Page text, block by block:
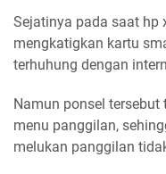
Sejatinya pada saat hp
mengkatigkan kartu
terhuhung dengan
Namun ponsel
menu panggilan,
melukan panggilan